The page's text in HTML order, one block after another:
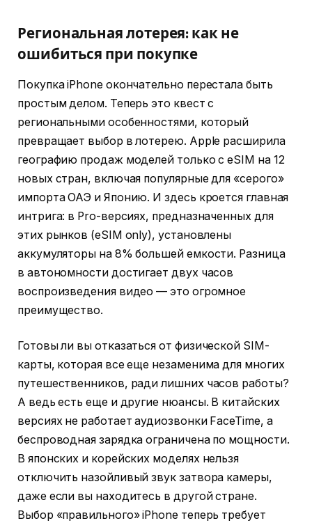
Региональная лотерея: как не
ошибиться при покупке
Покупка iPhone окончательно перестала быть
простым делом. Теперь это квест с
региональными особенностями, который
превращает выбор в лотерею. Apple расширила
географию продаж моделей только с eSIM на 12
новых стран, включая популярные для «серого»
импорта ОАЭ и Японию. И здесь кроется главная
интрига: в Pro-версиях, предназначенных для
этих рынков (eSIM only), установлены
аккумуляторы на 8% большей емкости. Разница
в автономности достигает двух часов
воспроизведения видео — это огромное
преимущество.
Готовы ли вы отказаться от физической SIM-
карты, которая все еще незаменима для многих
путешественников, ради лишних часов работы?
А ведь есть еще и другие нюансы. В китайских
версиях не работает аудиозвонки FaceTime, а
беспроводная зарядка ограничена по мощности.
В японских и корейских моделях нельзя
отключить назойливый звук затвора камеры,
даже если вы находитесь в другой стране.
Выбор «правильного» iPhone теперь требует